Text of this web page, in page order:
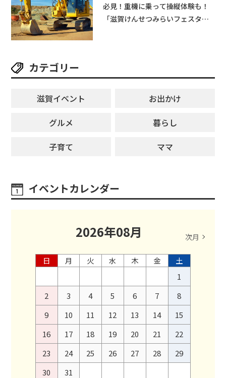
必見！重機に乗って操縦体験も！
「滋賀けんせつみらいフェスタ
カテゴリー
滋賀イベント
お出かけ
グルメ
暮らし
子育て
ママ
イベントカレンダー
2026年08月 次月
日 月 火 水 木 金
土
1
2
3 4 5 6 7
8
9
10 11 12 13 14
15
16
17 18 19 20 21
22
23
24 25 26 27 28
29
30
31